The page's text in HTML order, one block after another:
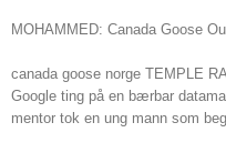
MOHAMMED: Canada Goose
canada goose norge TEMPLE
Google ting på en bærbar
mentor tok en ung mann som